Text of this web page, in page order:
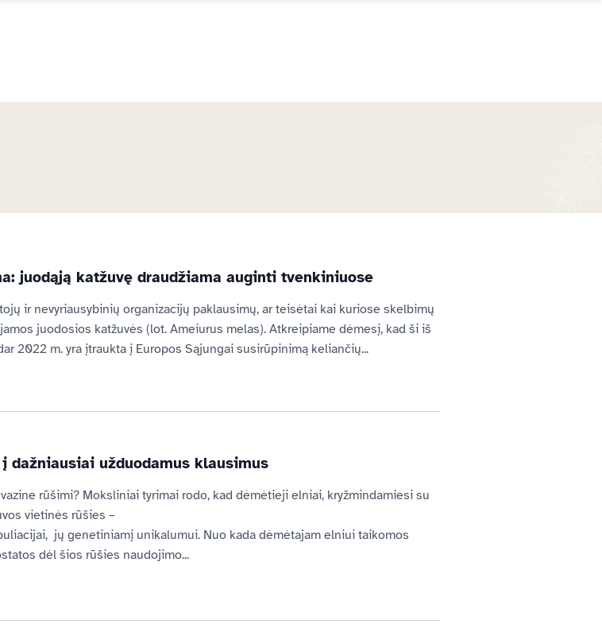
juodąją katžuvę draudžiama auginti tvenkiniuose
ir nevyriausybinių organizacijų paklausimų, ar teisėtai kai kuriose skelbimų
juodosios katžuvės (lot. Ameiurus melas). Atkreipiame dėmesį, kad ši iš
2022 m. yra įtraukta į Europos Sąjungai susirūpinimą keliančių...
dažniausiai užduodamus klausimus
rūšimi? Moksliniai tyrimai rodo, kad dėmėtieji elniai, kryžmindamiesi su
vietinės rūšies –
jų genetiniamį unikalumui. Nuo kada dėmėtajam elniui taikomos
dėl šios rūšies naudojimo...